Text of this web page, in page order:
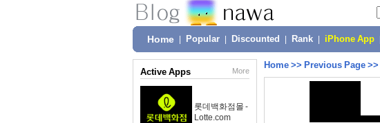
Home Popular Discounted Rank iPhone App
Active Apps More
롯데백화점몰 -
Lotte.com
Home >> Previous Page >>